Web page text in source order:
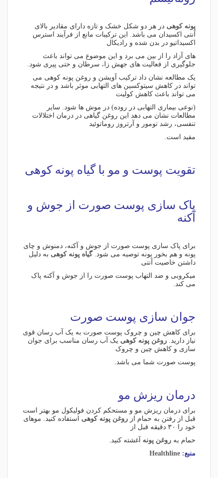
پونه کوهی در هر دو شکل خشک و تازه دارای مقادیر بالای
آنتی اکسیدان می باشد. این ترکیبات مانع از فرآیند استرس
اکسیداتیو در بدن شده و رادیکال
های آزاد را از بین می برد و این موضوع می تواند باعث
جلوگیری از فعالیت های جهش زا، سرطان و حتی پیری شود.
یک مطالعه نشان داد ترکیب آویشن و روغن پونه کوهی می
تواند در کاهش سیتوکسین های التهابی موثر باشد و در نتیجه
می تواند باعث کاهش کولیت
(نوعی بیماری التهابی در روده) در موش ها شود. سایر
مطالعات نشان می دهد این روغن گیاهی در درمان اختلالات
تنفسی، رشد تومور و آرتروز روماتوئید
مفید است.
تقویت پوست و مو با گیاه پونه کوهی
پاک سازی پوست صورت از جوش و
آکنه
برای پاک سازی پوست صورت از جوش و آکنه، دمنوش و چای
پونه و هم بخور پونه توصیه می شود.گیاه پونه کوهی به دلیل
داشتن خاصیت آنتی
میکروبی و ضد التهاب پوست صورت را از جوش و آکنه پاک
می کند.
جوان سازی پوست صورت
برای کاهش چین و چروک پوست صورت به یک آب رسان قوی
نیاز دارید. روغن پونه کوهی یک آب رسان مناسب برای جوان
سازی و کاهش چین و چروک
پوست صورت شما می باشد.
درمان ریزش مو
برای درمان ریزش مو و مستحکم کردن فولیکول مو بهتر است
قبل از رفتن به حمام از روغن پونه کوهی استفاده کنید. موهای
خود را ۳۰ دقیقه قبل از
حمام به روغن پونه آغشته کنید.
منبع: Healthline